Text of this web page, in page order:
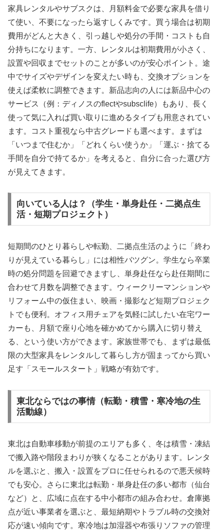
家具レンタルやサブスクは、月額料金で必要な家具を借り
て使い、不要になったら返すしくみです。買う場合は初期
費用がどんと大きく、引っ越しや処分の手間・コストも自
分持ちになります。一方、レンタルは初期費用が小さく、
設置や回収までセットのことが多いのが安心ポイント。途
中でサイズやデザインを変えたい時も、交換オプションを
使えば柔軟に調整できます。新品志向の人には新品中心の
サービス（例：ディノスのflectやsubsclife）もあり、長く
使って気に入れば買い取りに進めるタイプも用意されてい
ます。コスト重視なら中古グレードも選べます。まずは
「いつまで住むか」「どれくらい使うか」「運ぶ・捨てる
手間を自分で持てるか」を考えると、自分に合った選び方
が見えてきます。
向いている人は？（学生・単身赴任・二拠点生
活・短期プロジェクト）
短期間のひとり暮らしや転勤、二拠点生活のように「終わ
りが見えている暮らし」には相性バツグン。学生なら卒業
時の処分問題を回避できますし、単身赴任なら赴任期間に
合わせて月数を調整できます。ウィークリーマンションや
リフォーム中の仮住まい、映画・撮影など短期プロジェク
トでも便利。オフィス用チェアを気軽に試したい在宅ワー
カーも、月額で座り心地を確かめてから購入に切り替え
る、という使い方ができます。家族世帯でも、まずは最低
限の大型家具をレンタルして暮らし方が固まってから買い
足す「スモールスタート」戦略が有効です。
東北ならではの事情（転勤・積雪・寒冷地の生
活動線）
東北は自動車移動が前提のエリアも多く、冬は積雪・凍結
で搬入路や階段まわりが狭くなることがあります。レンタ
ルを選ぶと、搬入・設置をプロに任せられるので悪天候時
でも安心。さらに東北は転勤・単身赴任の多い都市（仙台
など）と、広域に点在する中小都市の組み合わせ。倉庫拠
点が近い事業者を選ぶと、最短納期やトラブル時の交換対
応が速い傾向です。寒冷地は加湿器や布張りソファの管理